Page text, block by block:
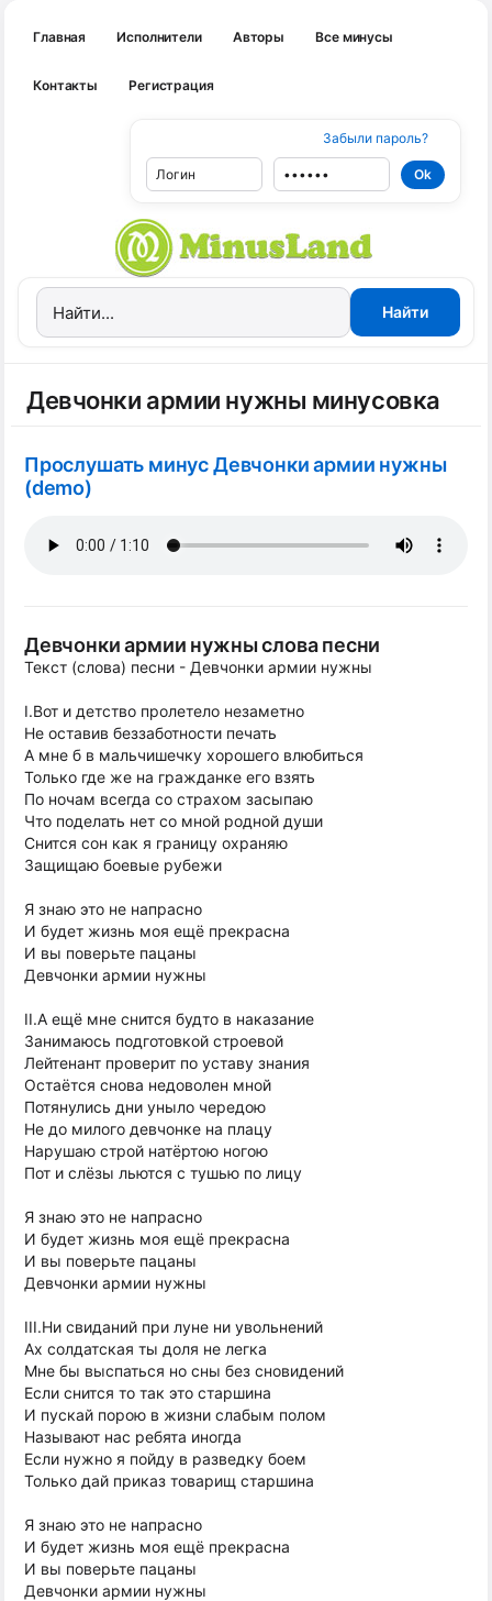
Главная Исполнители Авторы Все минусы
Контакты Регистрация
Забыли пароль?
Девчонки армии нужны минусовка
Прослушать минус Девчонки армии нужны
(demo)
Девчонки армии нужны слова песни
Текст (слова) песни - Девчонки армии нужны
I.Вот и детство пролетело незаметно
Не оставив беззаботности печать
А мне б в мальчишечку хорошего влюбиться
Только где же на гражданке его взять
По ночам всегда со страхом засыпаю
Что поделать нет со мной родной души
Снится сон как я границу охраняю
Защищаю боевые рубежи
Я знаю это не напрасно
И будет жизнь моя ещё прекрасна
И вы поверьте пацаны
Девчонки армии нужны
II.А ещё мне снится будто в наказание
Занимаюсь подготовкой строевой
Лейтенант проверит по уставу знания
Остаётся снова недоволен мной
Потянулись дни уныло чередою
Не до милого девчонке на плацу
Нарушаю строй натёртою ногою
Пот и слёзы льются с тушью по лицу
Я знаю это не напрасно
И будет жизнь моя ещё прекрасна
И вы поверьте пацаны
Девчонки армии нужны
III.Ни свиданий при луне ни увольнений
Ах солдатская ты доля не легка
Мне бы выспаться но сны без сновидений
Если снится то так это старшина
И пускай порою в жизни слабым полом
Называют нас ребята иногда
Если нужно я пойду в разведку боем
Только дай приказ товарищ старшина
Я знаю это не напрасно
И будет жизнь моя ещё прекрасна
И вы поверьте пацаны
Девчонки армии нужны